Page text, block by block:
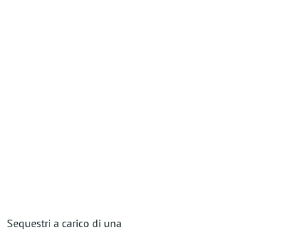
Sequestri a carico di una